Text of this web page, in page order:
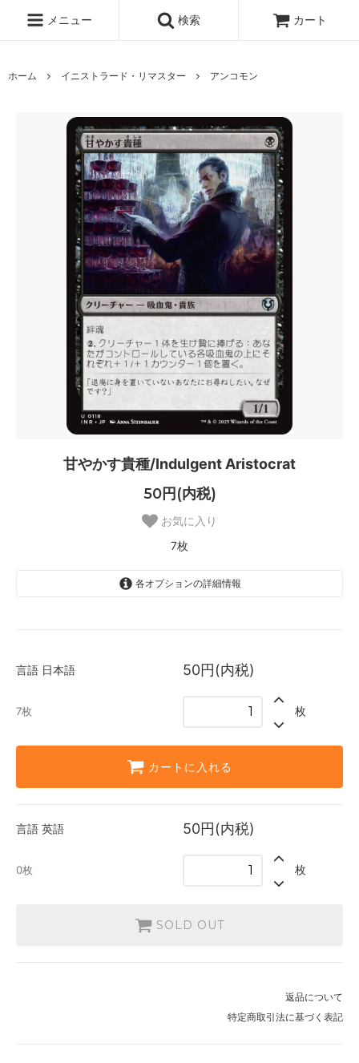
メニュー 検索 カート
ホーム イニストラード・リマスター アンコモン
甘やかす貴種/Indulgent Aristocrat
50円(内税)
お気に入り
7枚
各オプションの詳細情報
英語
言語 日本語 50円(内税)
7枚 枚
カートに入れる
言語 英語 50円(内税)
0枚 枚
SOLD OUT
返品について
特定商取引法に基づく表記